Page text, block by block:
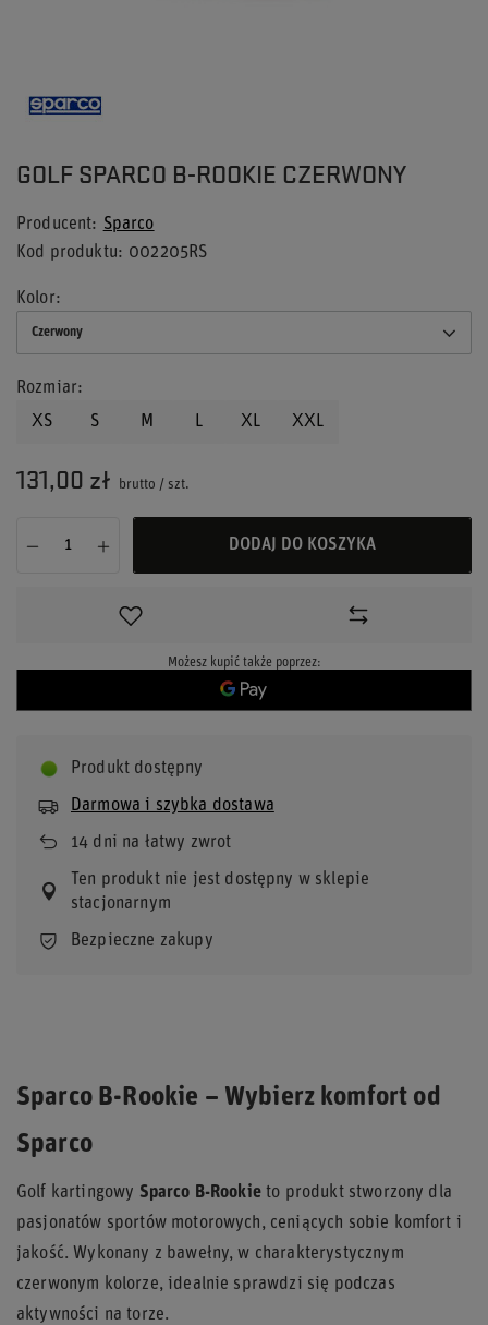
GOLF SPARCO B-ROOKIE CZERWONY
Producent
Sparco
Kod produktu
002205RS
Kolor
Czerwony
Rozmiar
XS
S M L XL XXL
131,00 zł brutto / szt.
DODAJ DO KOSZYKA
Możesz kupić także poprzez:
Produkt dostępny
Darmowa i szybka dostawa
14 dni na łatwy zwrot
Ten produkt nie jest dostępny w sklepie
stacjonarnym
Bezpieczne zakupy
Sparco B-Rookie – Wybierz komfort od
Sparco
Golf kartingowy Sparco B-Rookieto produkt stworzony dla
pasjonatów sportów motorowych, ceniących sobie komfort i
jakość. Wykonany z bawełny, w charakterystycznym
czerwonym kolorze, idealnie sprawdzi się podczas
aktywności na torze.